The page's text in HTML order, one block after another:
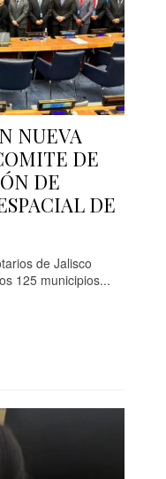
NUEVA
DE
DE
DE
de Jalisco
125 municipios...